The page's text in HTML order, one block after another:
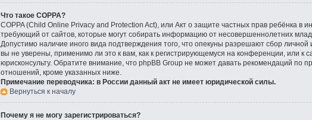
Что такое COPPA?
COPPA (Child Online Privacy and Protection Act), или Акт о защите частных прав ребёнка в
требующий от сайтов, которые могут собирать информацию от несовершеннолетних
Допустимо наличие иного вида подтверждения того, что опекуны разрешают сбор
вы не уверены, применимо ли это к вам, как к регистрирующемуся на конференции, или к
юрисконсульту. Обратите внимание, что phpBB Group не может давать рекомендаций по
отношений, кроме указанных ниже.
Примечание переводчика: в России данный акт не имеет юридической силы.
Вернуться к началу
Почему я не могу зарегистрироваться?